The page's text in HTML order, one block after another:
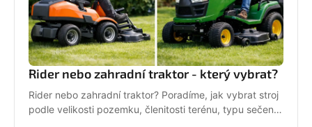
Rider nebo zahradní traktor - který vybrat?
Rider nebo zahradní traktor? Poradíme, jak vybrat stroj
podle velikosti pozemku, členitosti terénu, typu sečení